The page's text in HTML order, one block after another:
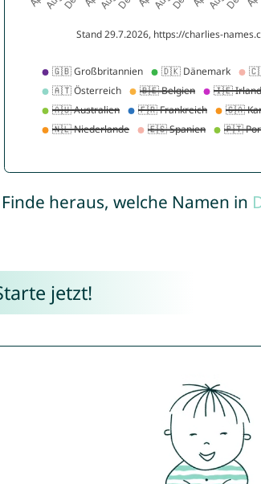
Finde heraus, welche Namen in
jetzt!